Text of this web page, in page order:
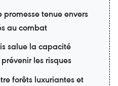
promesse tenue envers
au combat
salue la capacité
les risques
forêts luxuriantes et